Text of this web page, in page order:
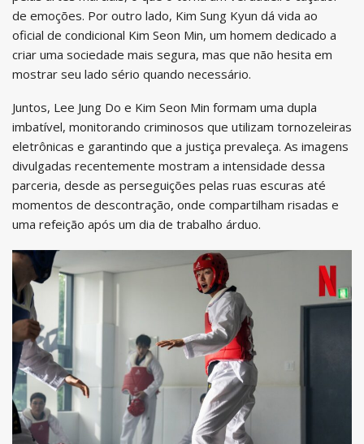
de emoções. Por outro lado, Kim Sung Kyun dá vida ao
oficial de condicional Kim Seon Min, um homem dedicado a
criar uma sociedade mais segura, mas que não hesita em
mostrar seu lado sério quando necessário.
Juntos, Lee Jung Do e Kim Seon Min formam uma dupla
imbatível, monitorando criminosos que utilizam tornozeleiras
eletrônicas e garantindo que a justiça prevaleça. As imagens
divulgadas recentemente mostram a intensidade dessa
parceria, desde as perseguições pelas ruas escuras até
momentos de descontração, onde compartilham risadas e
uma refeição após um dia de trabalho árduo.